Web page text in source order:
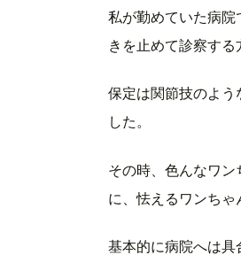
私が勤めていた病
きを止めて診察する
保定は関節技のよう
した。
その時、色んなワ
に、怯えるワンちゃ
基本的に病院へは具